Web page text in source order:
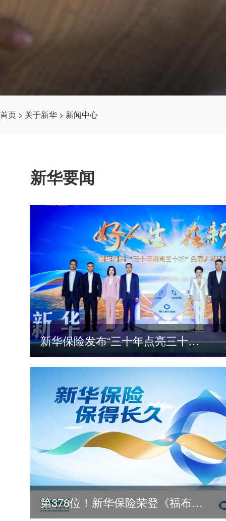
首页 > 关于新华 > 新闻中心
新华要闻
新华保险发布“三十年点亮三十城”全国人才计划
第378位！新华保险荣登《福布斯》全球500强